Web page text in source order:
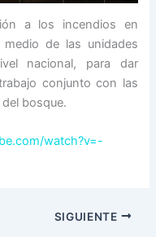
a los incendios en
de las unidades
nacional, para dar
conjunto con las
bosque.
watch?v=-
SIGUIENTE